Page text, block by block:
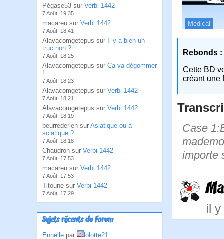
Pégase53 sur Verbi 1442
7 Août, 19:35
macareu sur Verbi 1442
7 Août, 18:41
Alavacomgetepus sur
Il y a bien un
truc non ?
7 Août, 18:25
Alavacomgetepus sur Ça va dégommer
!
7 Août, 18:23
Alavacomgetepus sur Verbi 1442
7 Août, 18:21
Alavacomgetepus sur Verbi 1442
7 Août, 18:19
beurrederien sur Asiatique ou à
sciatique ?
7 Août, 18:18
Chaudron sur Verbi 1442
7 Août, 17:53
macareu sur Verbi 1442
7 Août, 17:53
Titoune sur Verbi 1442
7 Août, 17:29
Sujets récents du Forum
Ennelle par
lolotte21
Médical
Rebonds :
Cette BD
créant une
Case
importe
il y